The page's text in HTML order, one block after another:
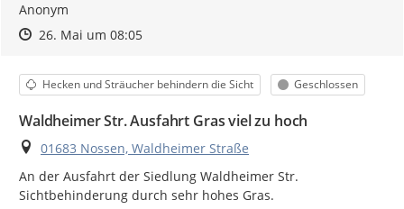
Anonym
Zeitpunkt des Erstellens
Zeitpunkt des Erstellens
26. Mai um 08:05Zur Äußerung
Kategorie
Hecken und Sträucher behindern die Sicht Status
Geschlossen
Waldheimer Str. Ausfahrt Gras viel zu hoch
Ort
01683 Nossen, Waldheimer Straße
An der Ausfahrt der Siedlung Waldheimer Str.
Sichtbehinderung durch sehr hohes Gras.